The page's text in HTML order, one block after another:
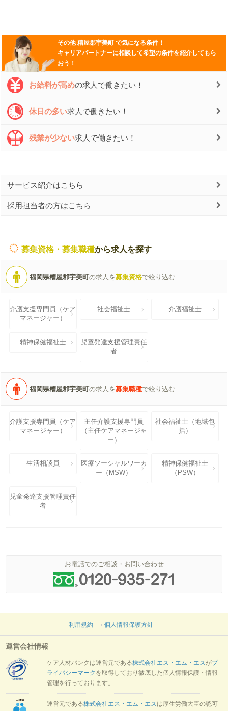
その他糟屋郡宇美町 で気になる条件！
キャリアパートナーに相談して希望の条件を紹介してもら
おう！
お給料が高めの求人で働きたい！
休日の多い求人で働きたい！
残業が少ない求人で働きたい！
サービス紹介はこちら
採用担当者の方はこちら
募集資格・募集職種から求人を探す
福岡県糟屋郡宇美町の求人を募集資格で絞り込む
介護支援専門員（ケア
マネージャー）
社会福祉士 介護福祉士
精神保健福祉士
児童発達支援管理責任
者
福岡県糟屋郡宇美町の求人を募集職種で絞り込む
介護支援専門員（ケア
マネージャー）
主任介護支援専門員
（主任ケアマネージャ
ー）
社会福祉士（地域包
括）
生活相談員
医療ソーシャルワーカ
ー（MSW）
精神保健福祉士
（PSW）
児童発達支援管理責任
者
お電話でのご相談・お問い合わせ
利用規約 個人情報保護方針
運営会社情報
ケア人材バンクは運営元である株式会社エス・エム・エスがプ
ライバシーマーク を取得しており徹底した個人情報保護・情報
管理を行っております。
運営元である株式会社エス・エム・エス は厚生労働大臣の認可